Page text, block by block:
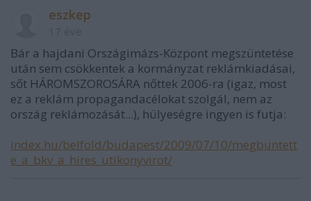
eszkep
Bár a hajdani Országimázs-Központ megszüntetése
után sem csökkentek a kormányzat reklámkiadásai,
sőt HÁROMSZOROSÁRA nőttek 2006-ra (igaz, most
ez a reklám propagandacélokat szolgál, nem az
ország reklámozását...), hülyeségre ingyen is futja:
index.hu/belfold/budapest/2009/07/10/megbuntett
e_a_bkv_a_hires_utikonyvirot/